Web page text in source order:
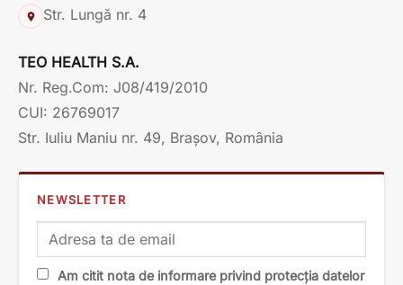
Str. Lungă nr. 4
TEO HEALTH S.A.
Nr. Reg.Com: J08/419/2010
CUI: 26769017
Str. Iuliu Maniu nr. 49, Brașov, România
NEWSLETTER
Am citit nota de informare privind protecția datelor